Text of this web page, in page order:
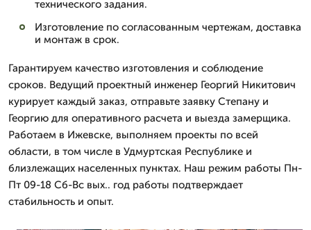
технического задания.
Изготовление по согласованным чертежам, доставка
и монтаж в срок.
Гарантируем качество изготовления и соблюдение
сроков. Ведущий проектный инженер Георгий Никитович
курирует каждый заказ, отправьте заявку Степану и
Георгию для оперативного расчета и выезда замерщика.
Работаем в Ижевске, выполняем проекты по всей
области, в том числе в Удмуртская Республике и
близлежащих населенных пунктах. Наш режим работы Пн-
Пт 09-18 Сб-Вс вых.. год работы подтверждает
стабильность и опыт.